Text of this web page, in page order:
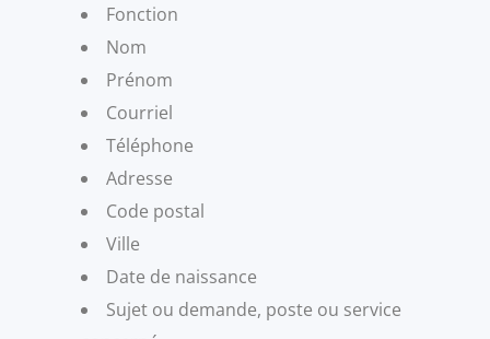
Fonction
Nom
Prénom
Courriel
Téléphone
Adresse
Code postal
Ville
Date de naissance
Sujet ou demande, poste ou service